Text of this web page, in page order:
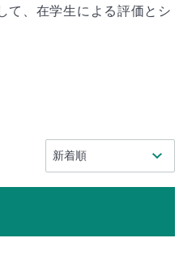
て、在学生による評価とシ